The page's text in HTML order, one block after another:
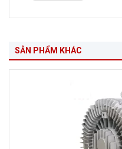
SẢN PHẨM KHÁC